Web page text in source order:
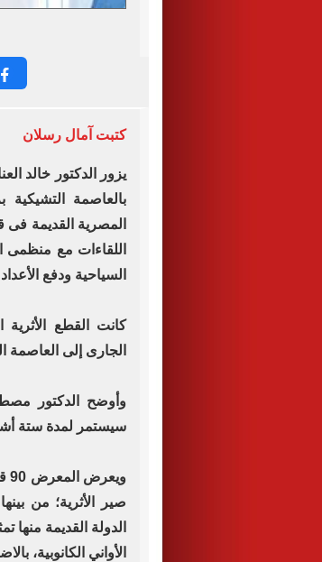
كتبت آمال رسلان
يزور الدكتور خالد
بالعاصمة
المصرية القديمة فى
اللقاءات مع منظمى
السياحية ودفع
كانت القطع
الجارى إلى العاصمة
وأوضح الدكتور
سيستمر لمدة ستة أشهر،
صير الأثرية؛ من
الدولة القديمة
الأواني الكانوبية،